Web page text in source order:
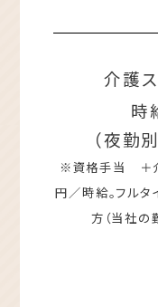
介護
時
（夜勤
※資格手当 ＋
円／時給。フル
方（当社の